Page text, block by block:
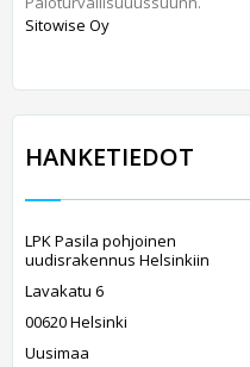
Sitowise Oy
HANKETIEDOT
LPK Pasila pohjoinen
uudisrakennus Helsinkiin
Lavakatu 6
00620 Helsinki
Uusimaa